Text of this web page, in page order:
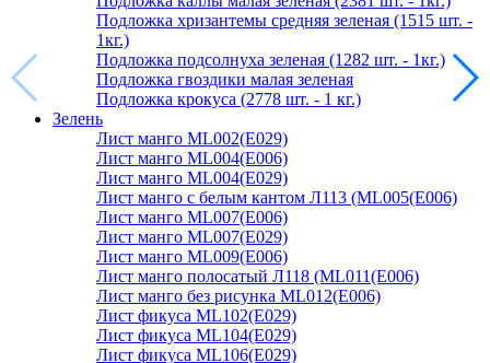
Подложка хризантемы средняя зеленая (1515 шт. -
1кг.)
Подложка подсолнуха зеленая (1282 шт. - 1кг.)
Подложка гвоздики малая зеленая
Подложка крокуса (2778 шт. - 1 кг.)
Зелень
Лист манго ML002(E029)
Лист манго ML004(E006)
Лист манго ML004(E029)
Лист манго с белым кантом Л113 (ML005(E006)
Лист манго ML007(E006)
Лист манго ML007(E029)
Лист манго ML009(E006)
Лист манго полосатый Л118 (ML011(E006)
Лист манго без рисунка ML012(E006)
Лист фикуса ML102(E029)
Лист фикуса ML104(E029)
Лист фикуса ML106(E029)